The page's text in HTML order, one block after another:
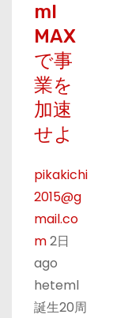
ml
MAX
で事
業を
加速
せよ
pikakichi
2015@g
mail.co
m2日
ago
heteml
誕生20周